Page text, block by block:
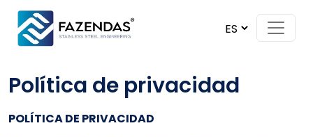
Skip to content
Main Navigation
Política de privacidad
POLÍTICA DE PRIVACIDAD